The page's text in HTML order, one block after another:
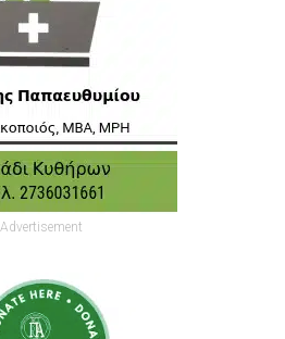
Advertisement